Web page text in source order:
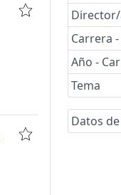
Carrera
Año -
Tema
Datos